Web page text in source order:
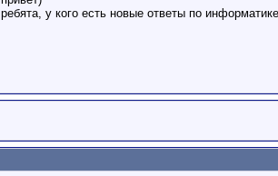
ребята, у кого есть новые ответы по